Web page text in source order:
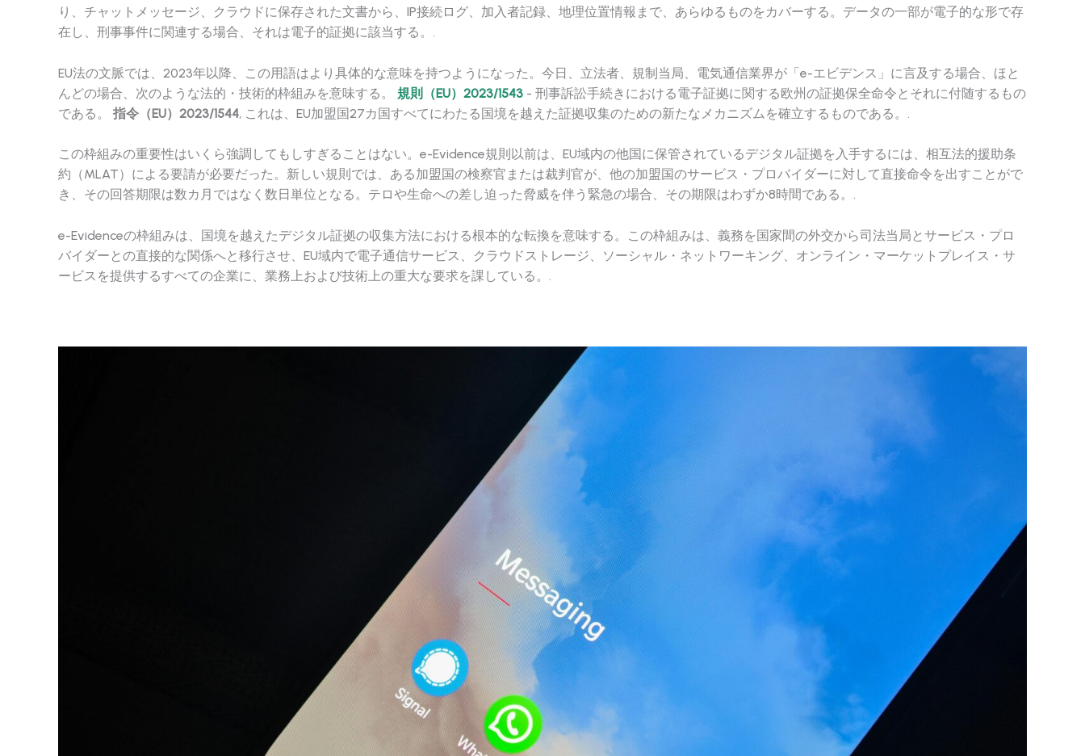
り、チャットメッセージ、クラウドに保存された文書から、IP接続ログ、加入者記録、地理位置情報まで、あらゆるものをカバーする。データの一部が電子的な形で存
在し、刑事事件に関連する場合、それは電子的証拠に該当する。.
EU法の文脈では、2023年以降、この用語はより具体的な意味を持つようになった。今日、立法者、規制当局、電気通信業界が「e-エビデンス」に言及する場合、ほと
んどの場合、次のような法的・技術的枠組みを意味する。 規則（EU）2023/1543 - 刑事訴訟手続きにおける電子証拠に関する欧州の証拠保全命令とそれに付随するもの
である。 指令（EU）2023/1544, これは、EU加盟国27カ国すべてにわたる国境を越えた証拠収集のための新たなメカニズムを確立するものである。.
この枠組みの重要性はいくら強調してもしすぎることはない。e-Evidence規則以前は、EU域内の他国に保管されているデジタル証拠を入手するには、相互法的援助条
約（MLAT）による要請が必要だった。新しい規則では、ある加盟国の検察官または裁判官が、他の加盟国のサービス・プロバイダーに対して直接命令を出すことがで
き、その回答期限は数カ月ではなく数日単位となる。テロや生命への差し迫った脅威を伴う緊急の場合、その期限はわずか8時間である。.
e-Evidenceの枠組みは、国境を越えたデジタル証拠の収集方法における根本的な転換を意味する。この枠組みは、義務を国家間の外交から司法当局とサービス・プロ
バイダーとの直接的な関係へと移行させ、EU域内で電子通信サービス、クラウドストレージ、ソーシャル・ネットワーキング、オンライン・マーケットプレイス・サ
ービスを提供するすべての企業に、業務上および技術上の重大な要求を課している。.